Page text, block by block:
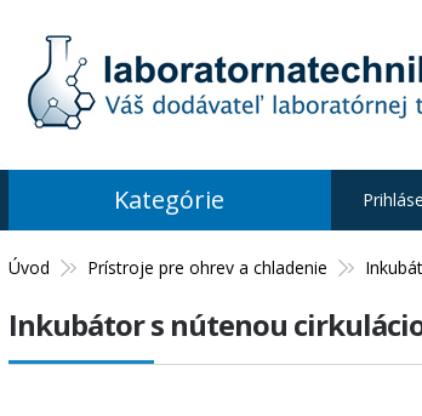
Úvod Prístroje pre ohrev a chladenie
Inkubátor s nútenou
Kategórie